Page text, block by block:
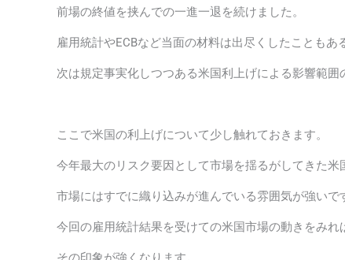
前場の終値を挟んでの一進一退を続けました。
雇用統計やECBなど当面の材料は出尽くしたこともあ
次は規定事実化しつつある米国利上げによる影響範囲
ここで米国の利上げについて少し触れておきます。
今年最大のリスク要因として市場を揺るがしてきた米
市場にはすでに織り込みが進んでいる雰囲気が強いで
今回の雇用統計結果を受けての米国市場の動きをみれ